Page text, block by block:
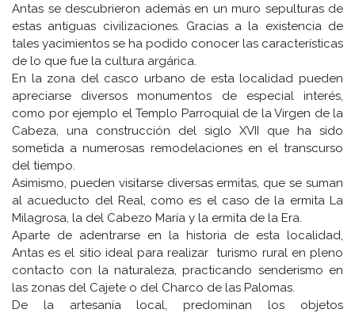
Antas se descubrieron además en un muro sepulturas de
estas antiguas civilizaciones. Gracias a la existencia de
tales yacimientos se ha podido conocer las características
de lo que fue la cultura argárica.
En la zona del casco urbano de esta localidad pueden
apreciarse diversos monumentos de especial interés,
como por ejemplo el Templo Parroquial de la Virgen de la
Cabeza, una construcción del siglo XVII que ha sido
sometida a numerosas remodelaciones en el transcurso
del tiempo.
Asimismo, pueden visitarse diversas ermitas, que se suman
al acueducto del Real, como es el caso de la ermita La
Milagrosa, la del Cabezo María y la ermita de la Era.
Aparte de adentrarse en la historia de esta localidad,
Antas es el sitio ideal para realizar turismo rural en pleno
contacto con la naturaleza, practicando senderismo en
las zonas del Cajete o del Charco de las Palomas.
De la artesanía local, predominan los objetos